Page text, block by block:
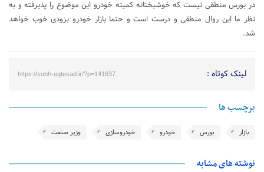
در بورس منطقی نیست که خوشبختانه کمیته خودرو این موضوع را پذیرفته و به
نظر ما این روال منطقی و درست است و حتما بازار خودرو بزودی خوب خواهد
شد.
لینک کوتاه : https://sobh-eqtesad.ir/?p=141637
برچسب ها
بازار بورس خودرو خودروسازی وزیر صنعت
نوشته های مشابه